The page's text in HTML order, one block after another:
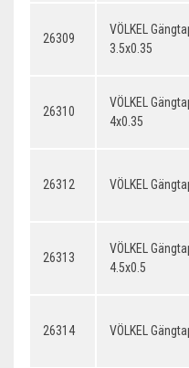
26309
VÖLKEL
3.5x0.35
26310
VÖLKEL
4x0.35
26312 VÖLKEL
26313
VÖLKEL
4.5x0.5
26314 VÖLKEL